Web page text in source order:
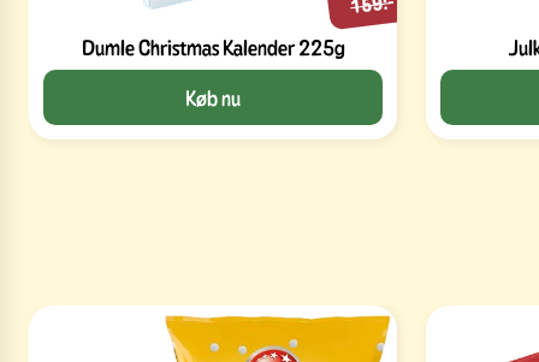
Dumle Christmas Kalender 225g
Køb nu